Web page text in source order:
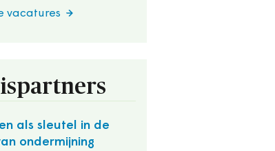
vacatures
als sleutel in de
ondermijning